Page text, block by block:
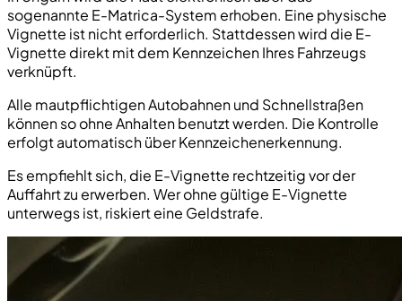
sogenannte E-Matrica-System erhoben. Eine physische
Vignette ist nicht erforderlich. Stattdessen wird die E-
Vignette direkt mit dem Kennzeichen Ihres Fahrzeugs
verknüpft.
Alle mautpflichtigen Autobahnen und Schnellstraßen
können so ohne Anhalten benutzt werden. Die Kontrolle
erfolgt automatisch über Kennzeichenerkennung.
Es empfiehlt sich, die E-Vignette rechtzeitig vor der
Auffahrt zu erwerben. Wer ohne gültige E-Vignette
unterwegs ist, riskiert eine Geldstrafe.